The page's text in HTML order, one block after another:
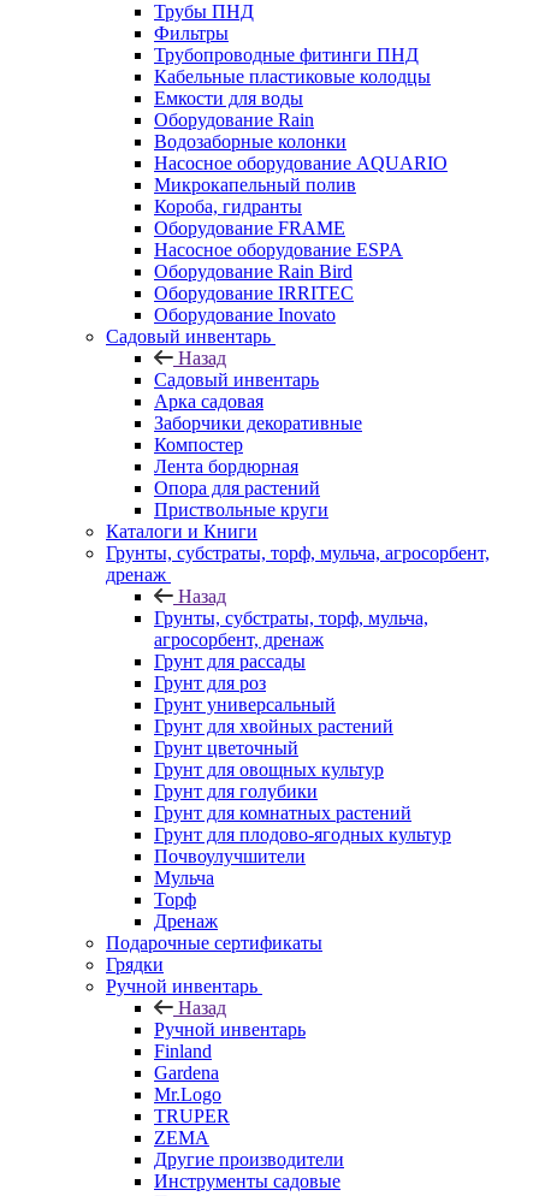
Трубы ПНД
Фильтры
Трубопроводные фитинги ПНД
Кабельные пластиковые колодцы
Емкости для воды
Оборудование Rain
Водозаборные колонки
Насосное оборудование AQUARIO
Микрокапельный полив
Короба, гидранты
Оборудование FRAME
Насосное оборудование ESPA
Оборудование Rain Bird
Оборудование IRRITEC
Оборудование Inovato
Садовый инвентарь
Назад
Садовый инвентарь
Арка садовая
Заборчики декоративные
Компостер
Лента бордюрная
Опора для растений
Приствольные круги
Каталоги и Книги
Грунты, субстраты, торф, мульча, агросорбент,
дренаж
Назад
Грунты, субстраты, торф, мульча,
агросорбент, дренаж
Грунт для рассады
Грунт для роз
Грунт универсальный
Грунт для хвойных растений
Грунт цветочный
Грунт для овощных культур
Грунт для голубики
Грунт для комнатных растений
Грунт для плодово-ягодных культур
Почвоулучшители
Мульча
Торф
Дренаж
Подарочные сертификаты
Грядки
Ручной инвентарь
Назад
Ручной инвентарь
Finland
Gardena
Mr.Logo
TRUPER
ZEMA
Другие производители
Инструменты садовые